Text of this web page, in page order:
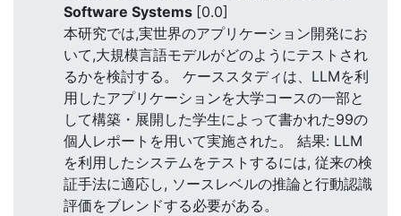
Software Systems [0.0]
本研究では,実世界のアプリケーション開発にお
いて,大規模言語モデルがどのようにテストされ
るかを検討する。 ケーススタディは、LLMを利
用したアプリケーションを大学コースの一部と
して構築・展開した学生によって書かれた99の
個人レポートを用いて実施された。 結果: LLM
を利用したシステムをテストするには, 従来の検
証手法に適応し, ソースレベルの推論と行動認識
評価をブレンドする必要がある。